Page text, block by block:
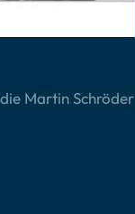
Martin Schröder